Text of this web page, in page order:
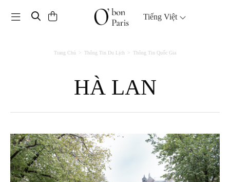
Toggle navigation Tiếng Việt
Trang Chủ Thông Tin Du Lịch Thông Tin Quốc Gia
HÀ LAN